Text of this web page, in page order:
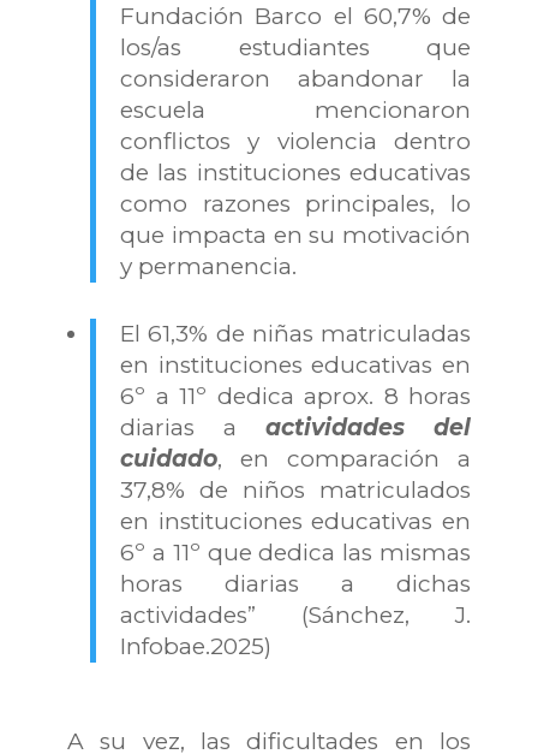
Fundación Barco el 60,7% de
los/as estudiantes que
consideraron abandonar la
escuela mencionaron
conflictos y violencia dentro
de las instituciones educativas
como razones principales, lo
que impacta en su motivación
y permanencia.
El 61,3% de niñas matriculadas
en instituciones educativas en
6º a 11º dedica aprox. 8 horas
diarias a actividades del
cuidado, en comparación a
37,8% de niños matriculados
en instituciones educativas en
6º a 11º que dedica las mismas
horas diarias a dichas
actividades” (Sánchez, J.
Infobae.2025)
A su vez, las dificultades en los